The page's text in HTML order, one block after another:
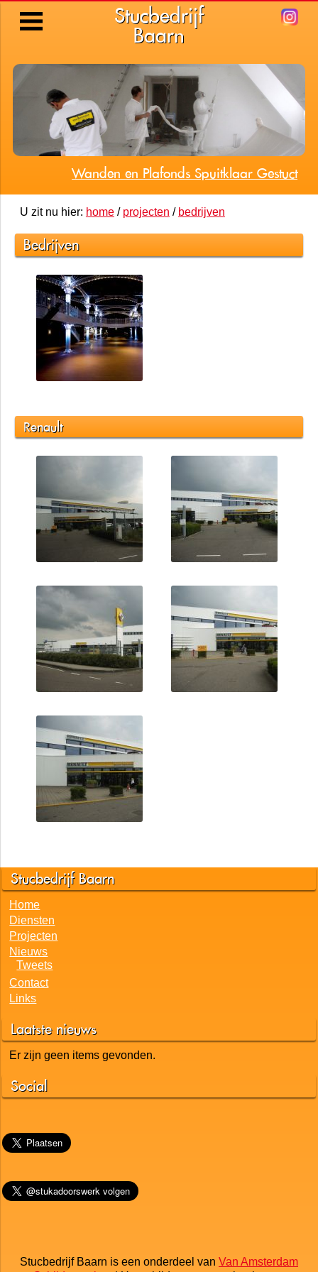
Stucbedrijf
Baarn
Wanden en Plafonds Spuitklaar Gestuct
U zit nu hier: home/ projecten / bedrijven
Bedrijven
Renault
Stucbedrijf Baarn
Home
Diensten
Projecten
Nieuws
Tweets
Contact
Links
Laatste nieuws
Er zijn geen items gevonden.
Social
Stucbedrijf Baarn is een onderdeel van Van Amsterdam